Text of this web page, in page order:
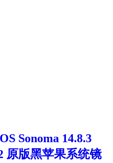
Sonoma 14.8.3
原版黑苹果系统镜